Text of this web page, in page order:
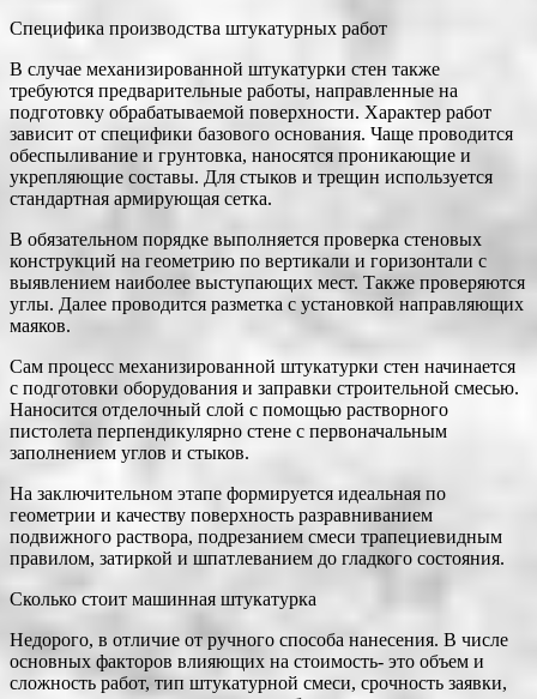
Специфика производства штукатурных работ
В случае механизированной штукатурки стен также
требуются предварительные работы, направленные на
подготовку обрабатываемой поверхности. Характер работ
зависит от специфики базового основания. Чаще проводится
обеспыливание и грунтовка, наносятся проникающие и
укрепляющие составы. Для стыков и трещин используется
стандартная армирующая сетка.
В обязательном порядке выполняется проверка стеновых
конструкций на геометрию по вертикали и горизонтали с
выявлением наиболее выступающих мест. Также проверяются
углы. Далее проводится разметка с установкой направляющих
маяков.
Сам процесс механизированной штукатурки стен начинается
с подготовки оборудования и заправки строительной смесью.
Наносится отделочный слой с помощью растворного
пистолета перпендикулярно стене с первоначальным
заполнением углов и стыков.
На заключительном этапе формируется идеальная по
геометрии и качеству поверхность разравниванием
подвижного раствора, подрезанием смеси трапециевидным
правилом, затиркой и шпатлеванием до гладкого состояния.
Сколько стоит машинная штукатурка
Недорого, в отличие от ручного способа нанесения. В числе
основных факторов влияющих на стоимость- это объем и
сложность работ, тип штукатурной смеси, срочность заявки,